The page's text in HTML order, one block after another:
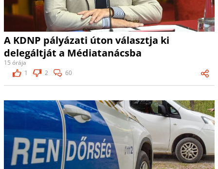
A KDNP pályázati úton választja ki
delegáltját a Médiatanácsba
15 órája
1
2 60